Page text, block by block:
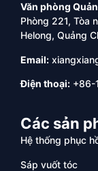
Văn phòng
Phòng 221, Tòa
Helong, Quảng
Email:
Điện thoại: +86-
Các sản
Hệ thống phục
Sáp vuốt tóc